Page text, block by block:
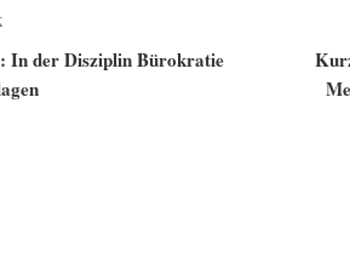
In der Disziplin Bürokratie